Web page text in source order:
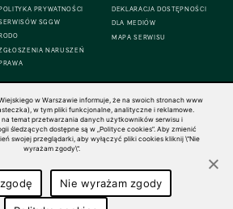
POLITYKA PRYWATNOŚCI
SGGW
RODO
NARUSZEŃ
PRAWA
DEKLARACJA DOSTĘPNOŚCI
DLA MEDIÓW
MAPA SERWISU
— ALL RIGHTS RESERVED
w Warszawie informuje, że na swoich stronach www
w tym pliki funkcjonalne, analityczne i reklamowe.
na temat przetwarzania danych użytkowników serwisu i
śledzących dostępne są w „Polityce cookies”. Aby zmienić
swojej przeglądarki, aby wyłączyć pliki cookies kliknij \"Nie
wyrażam zgody\".
Nie wyrażam zgody